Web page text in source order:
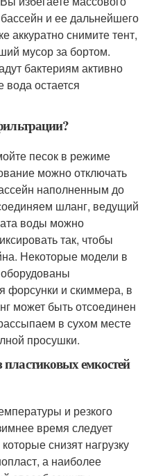
и ее дальнейшего
аккуратно снимите тент,
мусор за бортом.
бактериям активно
вода остается
песок в режиме
можно отключать
наполненным до
шланг, ведущий
воды можно
так, чтобы
Некоторые модели в
форсунки и скиммера, в
может быть отсоединен
в сухом месте
просушки.
емкостей
и резкого
время следует
снизят нагрузку
а наиболее